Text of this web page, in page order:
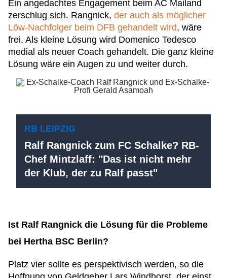
Ein angedachtes Engagement beim AC Mailand
zerschlug sich. Rangnick, der auch als möglicher
Löw-Nachfolger beim DFB gehandelt wird, wäre
frei. Als kleine Lösung wird Domenico Tedesco
medial als neuer Coach gehandelt. Die ganz kleine
Lösung wäre ein Augen zu und weiter durch.
RB LEIPZIG
Ralf Rangnick zum FC Schalke? RB-
Chef Mintzlaff: "Das ist nicht mehr
der Klub, der zu Ralf passt"
Ist Ralf Rangnick die Lösung für die Probleme
bei Hertha BSC Berlin?
Platz vier sollte es perspektivisch werden, so die